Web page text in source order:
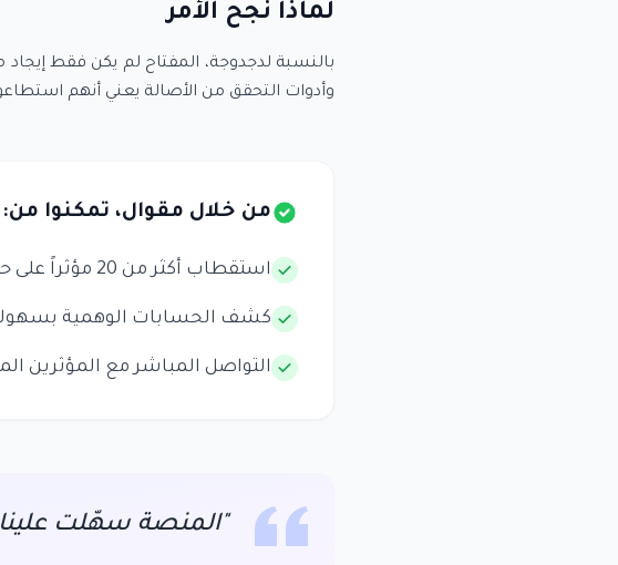
لماذا نجح الأمر
بالنسبة لدجدوجة، المفتاح لم يكن فقط
وأدوات التحقق من الأصالة يعني أنهم
من خلال مقوال، تمكنوا من:
استقطاب أكثر من 20 مؤثراً على حملتهم في أيام
كشف الحسابات الوهمية
التواصل المباشر مع المؤثرين
"المنصة سهّلت علينا